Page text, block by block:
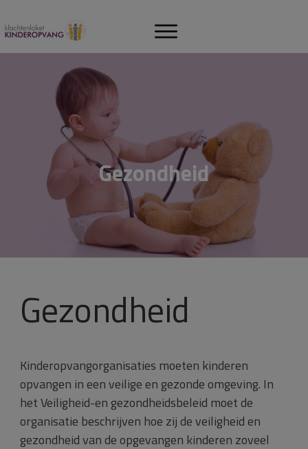
Gezondheid
Gezondheid
Kinderopvangorganisaties moeten kinderen
opvangen in een veilige en gezonde omgeving. In
het Veiligheid-en gezondheidsbeleid moet de
organisatie beschrijven hoe zij de veiligheid en
gezondheid van de opgevangen kinderen zoveel